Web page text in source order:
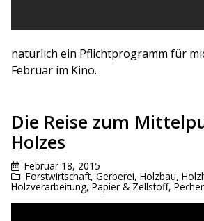
natürlich ein Pflichtprogramm für
Februar im Kino.
Die Reise zum
Holzes
Februar 18, 2015
Forstwirtschaft, Gerberei, Holzbau,
Holzverarbeitung, Papier & Zellstoff,